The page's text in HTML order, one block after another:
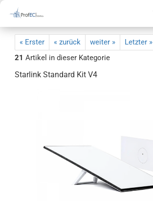
« Erster « zurück weiter »
Letzter »
21 Artikel in dieser Kategorie
Starlink Standard Kit V4